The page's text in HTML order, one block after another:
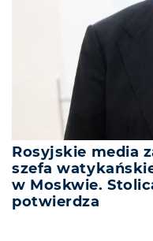
Rosyjskie media
szefa
w Moskwie.
potwierdza